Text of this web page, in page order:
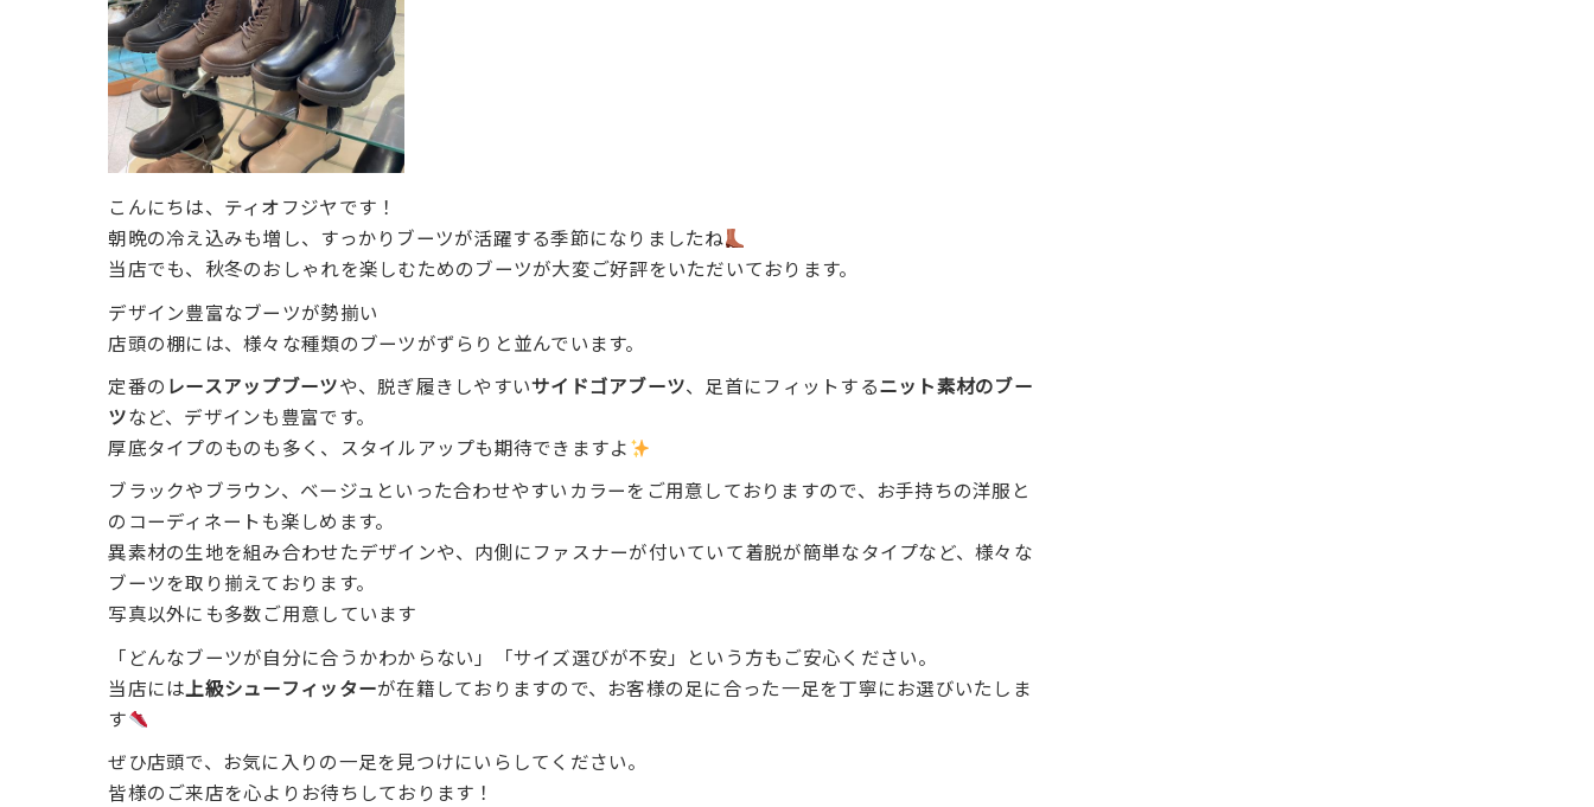
こんにちは、ティオフジヤです！
朝晩の冷え込みも増し、すっかりブーツが活躍する季節になりましたね
当店でも、秋冬のおしゃれを楽しむためのブーツが大変ご好評をいただいております。
デザイン豊富なブーツが勢揃い
店頭の棚には、様々な種類のブーツがずらりと並んでいます。
定番の レースアップブーツや、脱ぎ履きしやすいサイドゴアブーツ、足首にフィットするニット素材のブー
ツなど、デザインも豊富です。
厚底タイプのものも多く、スタイルアップも期待できますよ
ブラックやブラウン、ベージュといった合わせやすいカラーをご用意しておりますので、お手持ちの洋服と
のコーディネートも楽しめます。
異素材の生地を組み合わせたデザインや、内側にファスナーが付いていて着脱が簡単なタイプなど、様々な
ブーツを取り揃えております。
写真以外にも多数ご用意しています
「どんなブーツが自分に合うかわからない」「サイズ選びが不安」という方もご安心ください。
当店には上級シューフィッターが在籍しておりますので、お客様の足に合った一足を丁寧にお選びいたしま
す
ぜひ店頭で、お気に入りの一足を見つけにいらしてください。
皆様のご来店を心よりお待ちしております！